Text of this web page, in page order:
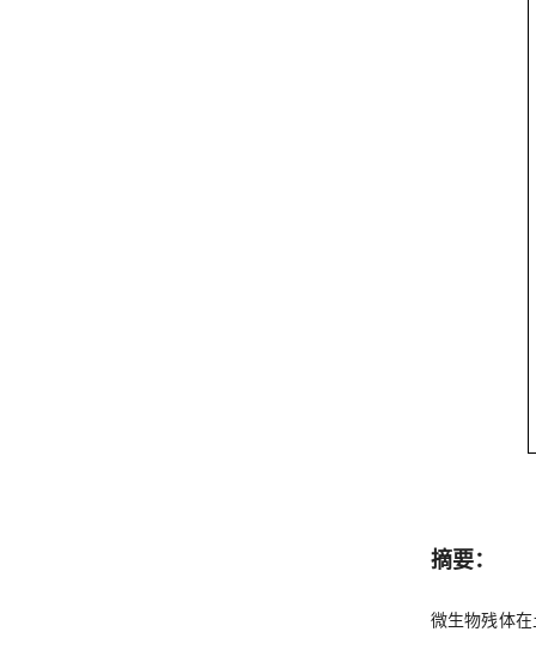
摘要：
微生物残体